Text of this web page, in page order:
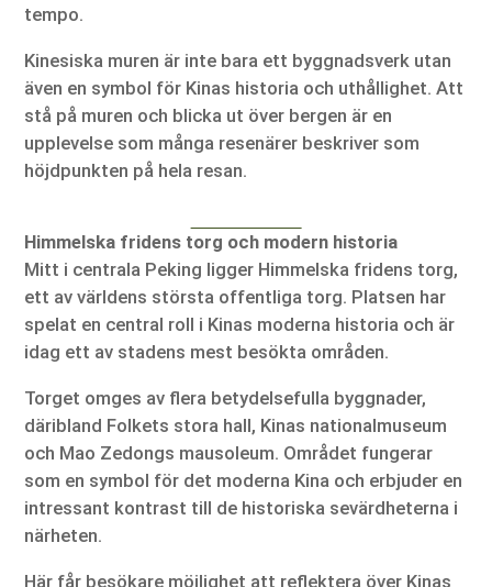
tempo.
Kinesiska muren är inte bara ett byggnadsverk utan
även en symbol för Kinas historia och uthållighet. Att
stå på muren och blicka ut över bergen är en
upplevelse som många resenärer beskriver som
höjdpunkten på hela resan.
Himmelska fridens torg och modern historia
Mitt i centrala Peking ligger Himmelska fridens torg,
ett av världens största offentliga torg. Platsen har
spelat en central roll i Kinas moderna historia och är
idag ett av stadens mest besökta områden.
Torget omges av flera betydelsefulla byggnader,
däribland Folkets stora hall, Kinas nationalmuseum
och Mao Zedongs mausoleum. Området fungerar
som en symbol för det moderna Kina och erbjuder en
intressant kontrast till de historiska sevärdheterna i
närheten.
Här får besökare möjlighet att reflektera över Kinas